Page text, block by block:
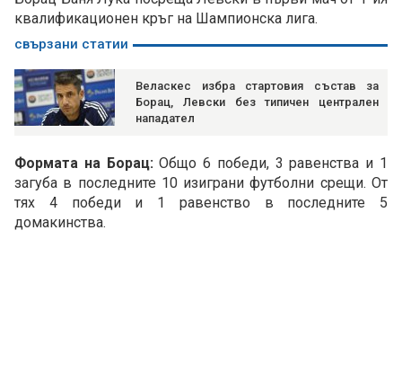
квалификационен кръг на Шампионска лига.
свързани статии
Веласкес избра стартовия състав за
Борац, Левски без типичен централен
нападател
Формата на Борац:Общо 6 победи, 3 равенства и 1
загуба в последните 10 изиграни футболни срещи. От
тях 4 победи и 1 равенство в последните 5
домакинства.